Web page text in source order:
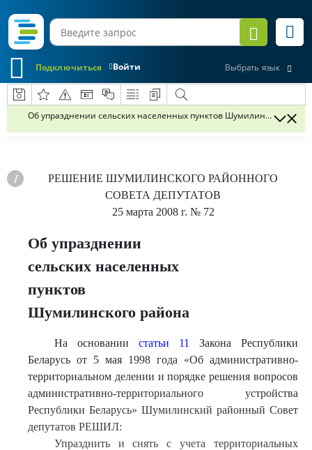
Войти
Подключиться Выбрать язык
Об упразднении сельских населенных пунктов Шумилинского
РЕШЕНИЕ ШУМИЛИНСКОГО РАЙОННОГО
СОВЕТА ДЕПУТАТОВ
25 марта 2008 г. № 72
Об упразднении
сельских населенных
пунктов
Шумилинского района
На основании статьи 11
Закона Республики
Беларусь от 5 мая 1998 года «Об административно-
территориальном делении и порядке решения вопросов
административно-территориального устройства
Республики Беларусь» Шумилинский районный Совет
депутатов РЕШИЛ:
Упразднить и снять с учета территориальных